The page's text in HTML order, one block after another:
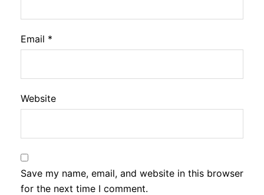
Email *
Website
Save my name, email, and website in this browser
for the next time I comment.